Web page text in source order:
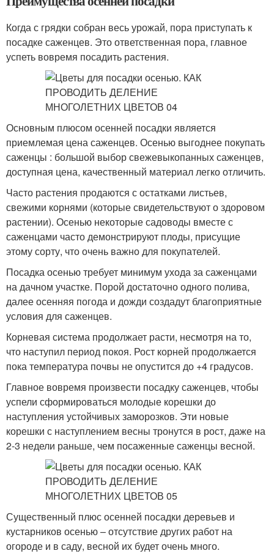
Когда с грядки собран весь урожай, пора приступать к
посадке саженцев. Это ответственная пора, главное
успеть вовремя посадить растения.
Основным плюсом осенней посадки является
приемлемая цена саженцев. Осенью выгоднее покупать
саженцы : большой выбор свежевыкопанных саженцев,
доступная цена, качественный материал легко отличить.
Часто растения продаются с остатками листьев,
свежими корнями (которые свидетельствуют о здоровом
растении). Осенью некоторые садоводы вместе с
саженцами часто демонстрируют плоды, присущие
этому сорту, что очень важно для покупателей.
Посадка осенью требует минимум ухода за саженцами
на дачном участке. Порой достаточно одного полива,
далее осенняя погода и дожди создадут благоприятные
условия для саженцев.
Корневая система продолжает расти, несмотря на то,
что наступил период покоя. Рост корней продолжается
пока температура почвы не опустится до +4 градусов.
Главное вовремя произвести посадку саженцев, чтобы
успели сформироваться молодые корешки до
наступления устойчивых заморозков. Эти новые
корешки с наступлением весны тронутся в рост, даже на
2-3 недели раньше, чем посаженные саженцы весной.
Существенный плюс осенней посадки деревьев и
кустарников осенью – отсутствие других работ на
огороде и в саду, весной их будет очень много.